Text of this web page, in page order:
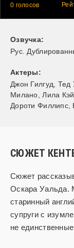
0 голосов
Озвучка:
Рус.
Актеры:
Джон Гилгуд
Тед
Милано
Лила Кэй
Дороти Филлипс,
СЮЖЕТ
Сюжет
Оскара Уальда.
старинный
супруги с
не